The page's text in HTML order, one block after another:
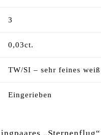
3
0,03ct.
TW/SI – sehr feines
Eingerieben